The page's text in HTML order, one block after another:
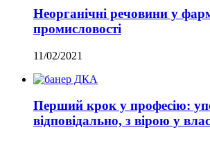
Неорганічні речовини у
промисловості
11/02/2021
Перший крок у професію:
відповідально, з вірою у